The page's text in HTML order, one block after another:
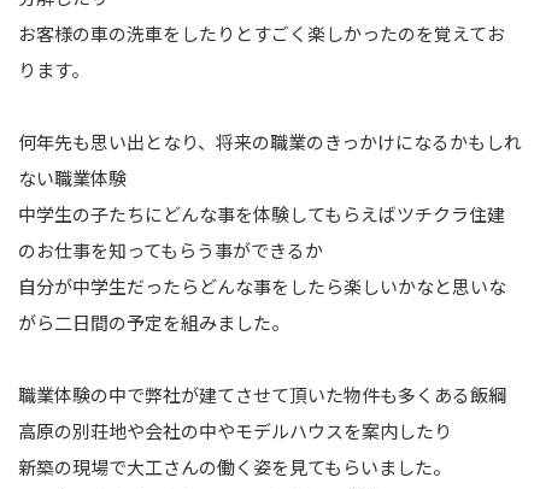
お客様の車の洗車をしたりとすごく楽しかったのを覚えてお
ります。
何年先も思い出となり、将来の職業のきっかけになるかもしれ
ない職業体験
中学生の子たちにどんな事を体験してもらえばツチクラ住建
のお仕事を知ってもらう事ができるか
自分が中学生だったらどんな事をしたら楽しいかなと思いな
がら二日間の予定を組みました。
職業体験の中で弊社が建てさせて頂いた物件も多くある飯綱
高原の別荘地や会社の中やモデルハウスを案内したり
新築の現場で大工さんの働く姿を見てもらいました。